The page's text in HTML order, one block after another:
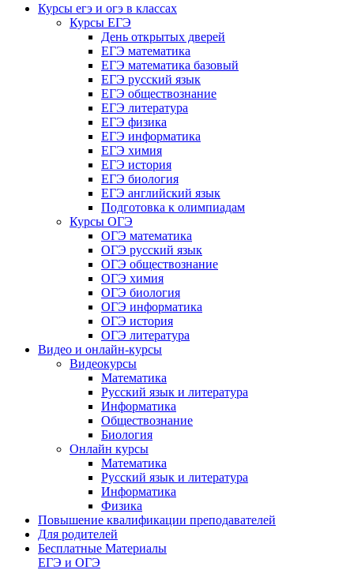
Курсы егэ и огэ в классах
Курсы ЕГЭ
День открытых дверей
ЕГЭ математика
ЕГЭ математика базовый
ЕГЭ русский язык
ЕГЭ обществознание
ЕГЭ литература
ЕГЭ физика
ЕГЭ информатика
ЕГЭ химия
ЕГЭ история
ЕГЭ биология
ЕГЭ английский язык
Подготовка к олимпиадам
Курсы ОГЭ
ОГЭ математика
ОГЭ русский язык
ОГЭ обществознание
ОГЭ химия
ОГЭ биология
ОГЭ информатика
ОГЭ история
ОГЭ литература
Видео и онлайн-курсы
Видеокурсы
Математика
Русский язык и литература
Информатика
Обществознание
Биология
Онлайн курсы
Математика
Русский язык и литература
Информатика
Физика
Повышение квалификации преподавателей
Для родителей
Бесплатные Материалы
ЕГЭ и ОГЭ